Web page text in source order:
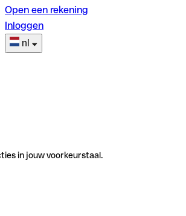
Open een rekening
Inloggen
nl
in jouw voorkeurstaal.